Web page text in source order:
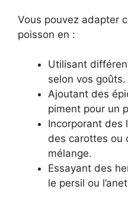
Vous pouvez adapter
poisson en :
Utilisant
selon vos goûts.
Ajoutant des
piment pour un
Incorporant des
des carottes ou
mélange.
Essayant des
le persil ou